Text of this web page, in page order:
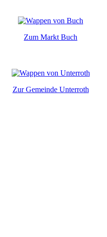
Zum Markt Buch
Zur Gemeinde Unterroth